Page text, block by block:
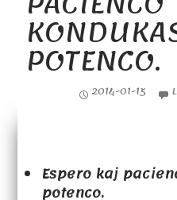
POTENCO.
2014-01-15
Espero kaj
potenco.